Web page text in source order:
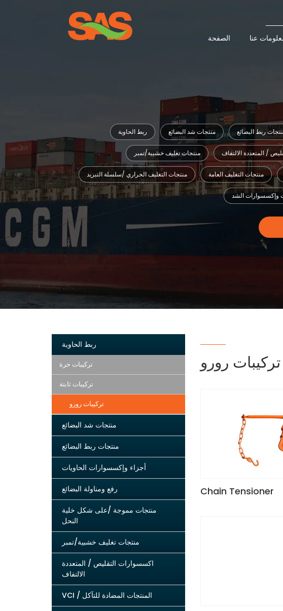
الصفحة عنا
ربط الحاوية منتجات شد البضائع ربط البضائع
منتجات تغليف خشبية/تمبر / المتعددة الالتفاف
منتجات التغليف الحراري /سلسلة التبريد منتجات التغليف العامة
وإكسسوارات الشد
ربط الحاوية
تركيبات حرة
تركيبات ثابتة
تركيبات رورو
منتجات شد البضائع
منتجات ربط البضائع
أجزاء وإكسسوارات الحاويات
رفع ومناولة البضائع
منتجات مموجة /على شكل خلية
النحل
منتجات تغليف خشبية/تمبر
اكسسوارات التقليص / المتعددة
الالتفاف
VCI / المنتجات المضادة للتآكل
تركيبات رورو
Chain Tensioner